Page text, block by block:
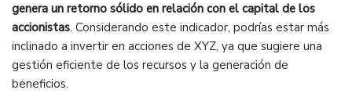
genera un retorno sólido en relación con el capital de los
accionistas. Considerando este indicador, podrías estar más
inclinado a invertir en acciones de XYZ, ya que sugiere una
gestión eficiente de los recursos y la generación de
beneficios.